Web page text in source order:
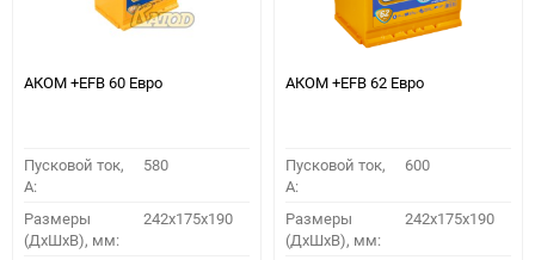
АКОМ +EFB 60 Евро
Пусковой ток,
A:
580
Размеры
(ДхШхВ), мм:
242x175x190
АКОМ +EFB 62 Евро
Пусковой ток,
A:
600
Размеры
(ДхШхВ), мм:
242x175x190